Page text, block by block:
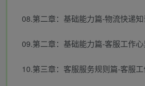
08.第二章：基础能力篇-物流快递
09.第二章：基础能力篇-客服工作
10.第三章：客服服务规则篇-客服